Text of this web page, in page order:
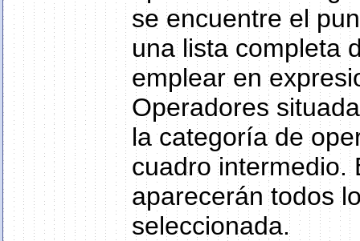
se encuentre el
una lista completa
emplear en
Operadores
la categoría de
cuadro intermedio.
aparecerán todos
seleccionada.